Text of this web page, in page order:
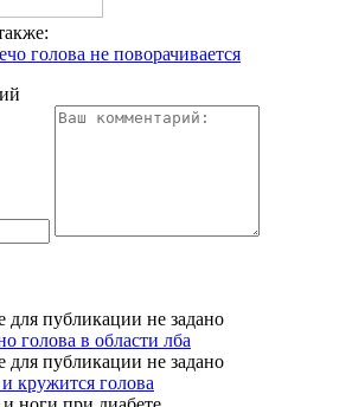
голова не поворачивается
голова в области лба
кружится голова